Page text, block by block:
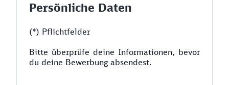
Persönliche Daten
(*) Pflichtfelder
Bitte überprüfe deine Informationen, bevor
du deine Bewerbung absendest.